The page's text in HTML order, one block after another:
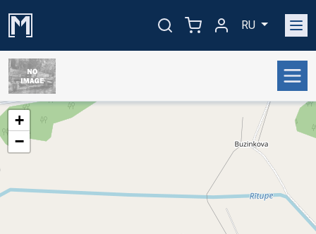
RU
+
−